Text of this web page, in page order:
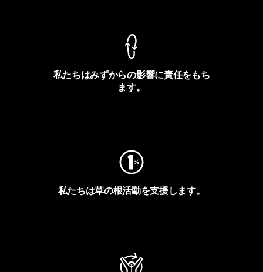
私たちはみずからの影響に責任をもち
ます。
私たちは草の根活動を支援します。